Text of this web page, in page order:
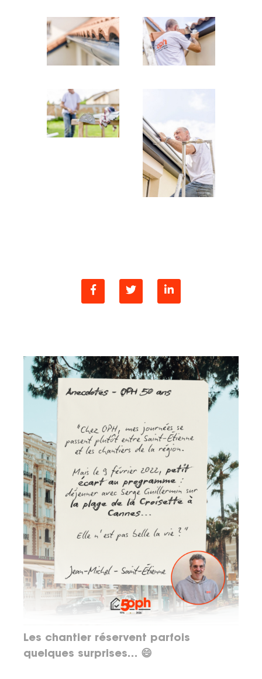
Guide rénovation
Les chantier réservent parfois
quelques surprises… 😄